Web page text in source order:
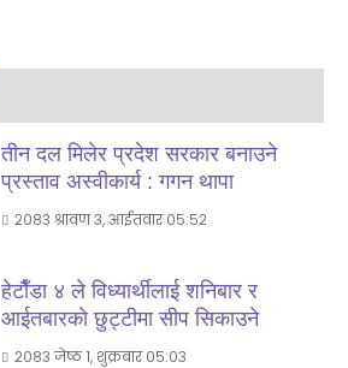
तीन दल मिलेर प्रदेश सरकार बनाउने
प्रस्ताव अस्वीकार्य : गगन थापा
२०८३ श्रावण ३, आईतवार ०५:५२
हेटाैँडा ४ ले विध्यार्थीलाई शनिबार र
आईतबारकाे छुट्टीमा सीप सिकाउने
२०८३ जेष्ठ १, शुक्रबार ०५:०३